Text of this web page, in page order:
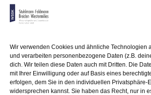
Wir verwenden Cookies und ähnliche Technologien
und verarbeiten personenbezogene Daten (z.B.
dich. Wir teilen diese Daten auch mit Dritten. Die
mit Ihrer Einwilligung oder auf Basis eines
erfolgen, dem Sie in den individuellen Privatsphäre-
widersprechen kannst. Sie haben das Recht, nur in
Gemeldet werden u. a. Namen, Adresse,
von Depots
und Stiftungen. Meldepflichtig sind nicht nur
sondern
auch von juristischen Personen sowie
Trusts und Stiftungen. Darüber hinaus umfasst
Pflicht